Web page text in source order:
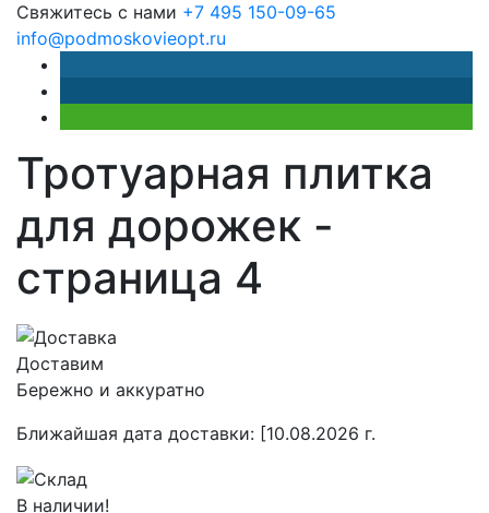
Свяжитесь с нами +7 495 150-09-65
info@podmoskovieopt.ru
Тротуарная плитка
для дорожек -
cтраница 4
Доставим
Бережно и аккуратно
Ближайшая дата доставки: [10.08.2026 г.
В наличии!